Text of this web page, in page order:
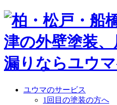
ユウマのサービス
1回目の塗装の方へ